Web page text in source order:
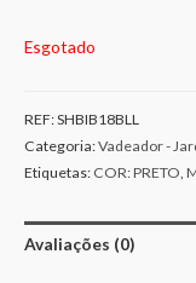
Esgotado
REF:SHBIB18BLL
Categoria:Vadeador -
Etiquetas: COR: PRETO,
Avaliações (0)